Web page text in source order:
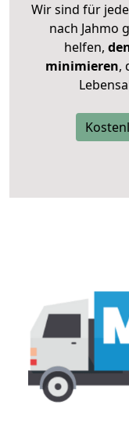
Wir sind für
nach Jahmo
helfen,
minimieren,